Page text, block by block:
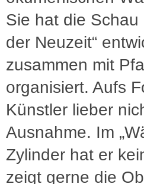
Sie hat die Schau
der Neuzeit“
zusammen mit
organisiert. Aufs
Künstler lieber
Ausnahme. Im
Zylinder hat er
zeigt gerne die